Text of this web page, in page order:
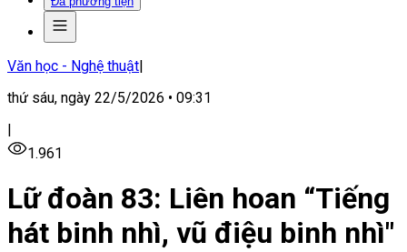
Văn học - Nghệ thuật|
thứ sáu, ngày 22/5/2026 • 09:31
|
1.961
Lữ đoàn 83: Liên hoan “Tiếng
hát binh nhì, vũ điệu binh nhì"